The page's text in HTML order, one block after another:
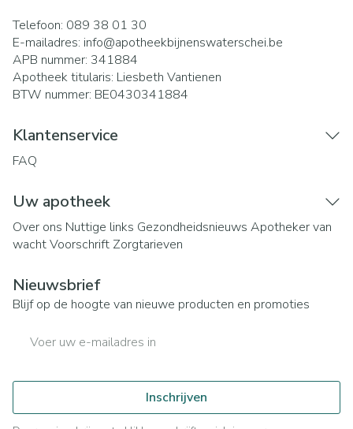
Telefoon: 089 38 01 30
E-mailadres: info@apotheekbijnenswaterschei.be
APB nummer: 341884
Apotheek titularis: Liesbeth Vantienen
BTW nummer: BE0430341884
Klantenservice
FAQ
Uw apotheek
Over ons Nuttige links Gezondheidsnieuws Apotheker van
wachtVoorschrift Zorgtarieven
Nieuwsbrief
Blijf op de hoogte van nieuwe producten en promoties
Inschrijven